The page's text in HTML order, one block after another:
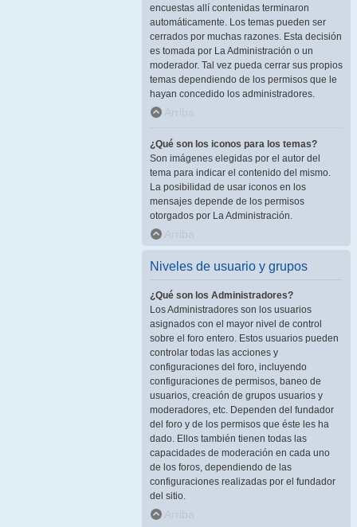
encuestas allí contenidas terminaron
automáticamente. Los temas pueden ser
cerrados por muchas razones. Esta decisión
es tomada por La Administración o un
moderador. Tal vez pueda cerrar sus propios
temas dependiendo de los permisos que le
hayan concedido los administradores.
Arriba
¿Qué son los iconos para los temas?
Son imágenes elegidas por el autor del
tema para indicar el contenido del mismo.
La posibilidad de usar iconos en los
mensajes depende de los permisos
otorgados por La Administración.
Arriba
Niveles de usuario y grupos
¿Qué son los Administradores?
Los Administradores son los usuarios
asignados con el mayor nivel de control
sobre el foro entero. Estos usuarios pueden
controlar todas las acciones y
configuraciones del foro, incluyendo
configuraciones de permisos, baneo de
usuarios, creación de grupos usuarios y
moderadores, etc. Dependen del fundador
del foro y de los permisos que éste les ha
dado. Ellos también tienen todas las
capacidades de moderación en cada uno
de los foros, dependiendo de las
configuraciones realizadas por el fundador
del sitio.
Arriba